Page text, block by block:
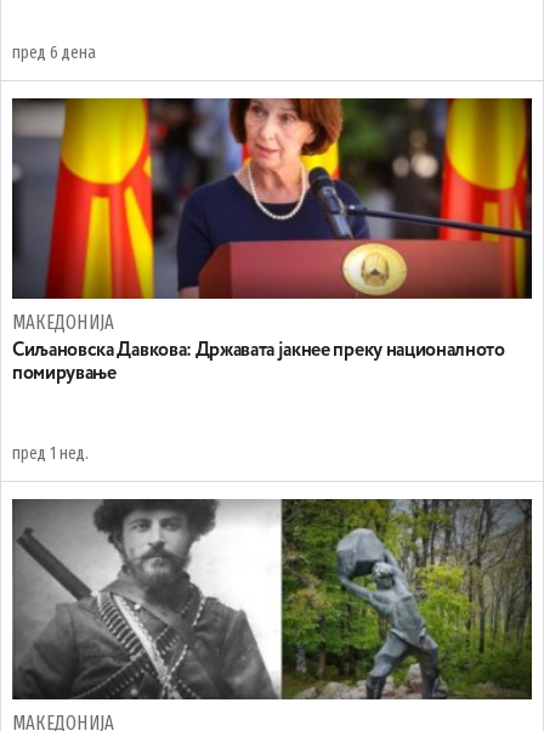
пред 6 дена
МАКЕДОНИЈА
Сиљановска Давкова: Државата јакнее преку националното
помирување
пред 1 нед.
МАКЕДОНИЈА